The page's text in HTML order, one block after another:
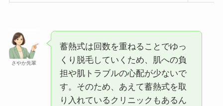
さやか先輩
蓄熱式は回数を重ねることでゆっ
くり脱毛していくため、肌への負
担や肌トラブルの心配が少ないで
す。そのため、あえて蓄熱式を取
り入れているクリニックもあるん